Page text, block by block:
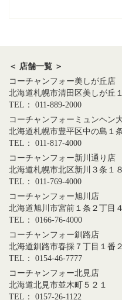
＜ 店舗一覧 ＞
コーチャンフォー美しが丘店
北海道札幌市清田区美しが丘
TEL： 011-889-2000
コーチャンフォーミュンヘン
北海道札幌市豊平区中の島１
TEL： 011-817-4000
コーチャンフォー新川通り店
北海道札幌市北区新川３条１
TEL： 011-769-4000
コーチャンフォー旭川店
北海道旭川市宮前１条２丁目
TEL： 0166-76-4000
コーチャンフォー釧路店
北海道釧路市春採７丁目１番
TEL： 0154-46-7777
コーチャンフォー北見店
北海道北見市並木町５２１
TEL： 0157-26-1122